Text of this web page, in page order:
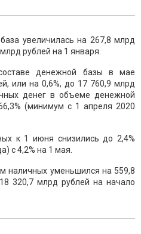
увеличилась на 267,8 млрд
рублей на 1 января.
денежной базы в мае
или на 0,6%, до 17 760,9 млрд
денег в объеме денежной
(минимум с 1 апреля 2020
к 1 июня снизились до 2,4%
с 4,2% на 1 мая.
наличных уменьшился на 559,8
320,7 млрд рублей на начало